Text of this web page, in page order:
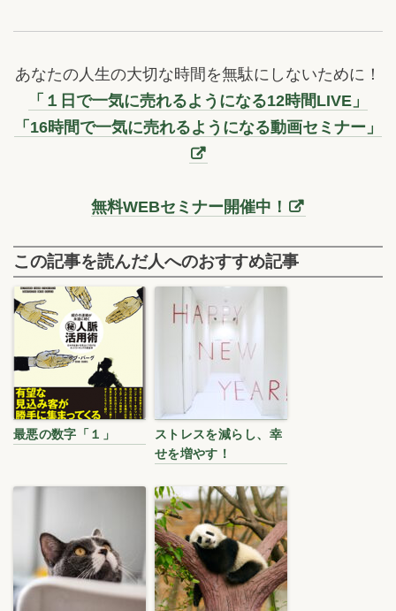
あなたの人生の大切な時間を無駄にしないために！
「１日で一気に売れるようになる12時間LIVE」
「16時間で一気に売れるようになる動画セミナー」
無料WEBセミナー開催中！
この記事を読んだ人へのおすすめ記事
最悪の数字「１」
ストレスを減らし、幸
せを増やす！